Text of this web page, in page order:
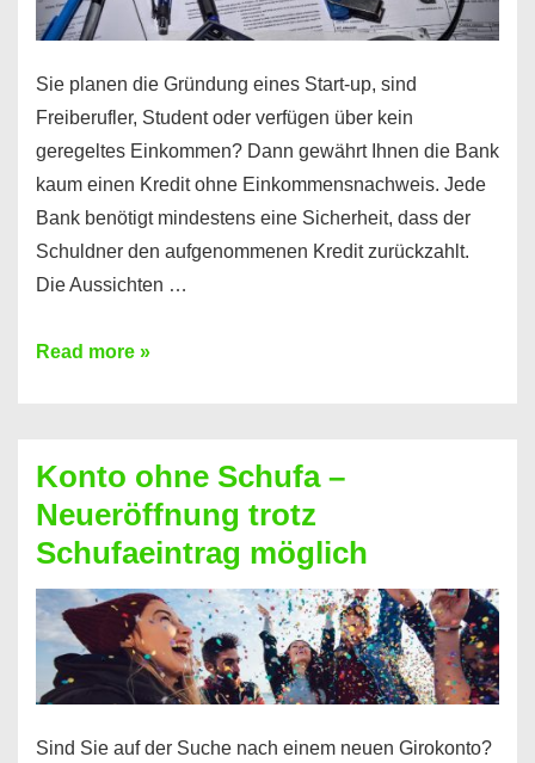
Sie planen die Gründung eines Start-up, sind
Freiberufler, Student oder verfügen über kein
geregeltes Einkommen? Dann gewährt Ihnen die Bank
kaum einen Kredit ohne Einkommensnachweis. Jede
Bank benötigt mindestens eine Sicherheit, dass der
Schuldner den aufgenommenen Kredit zurückzahlt.
Die Aussichten …
Mit
Sie
einen
Kredit
ohne
Einkommensnachweis
Read more »
Konto ohne Schufa –
Neueröffnung trotz
Schufaeintrag möglich
Sind Sie auf der Suche nach einem neuen Girokonto?